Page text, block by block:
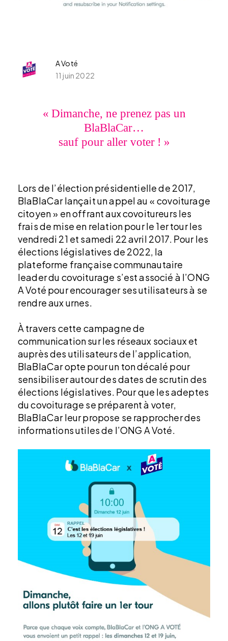
A Voté
11 juin 2022
« Dimanche, ne prenez pas un
BlaBlaCar…
sauf pour aller voter ! »
Lors de l’élection présidentielle de 2017,
BlaBlaCar lançait un appel au « covoiturage
citoyen » en offrant aux covoitureurs les
frais de mise en relation pour le 1er tour les
vendredi 21 et samedi 22 avril 2017. Pour les
élections législatives de 2022, la
plateforme française communautaire
leader du covoiturage s’est associé à l’ONG
A Voté pour encourager ses utilisateurs à se
rendre aux urnes.
À travers cette campagne de
communication sur les réseaux sociaux et
auprès des utilisateurs de l’application,
BlaBlaCar opte pour un ton décalé pour
sensibiliser autour des dates de scrutin des
élections législatives. Pour que les adeptes
du covoiturage se préparent à voter,
BlaBlaCar leur propose se rapprocher des
informations utiles de l’ONG A Voté.